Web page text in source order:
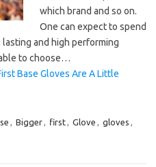
which brand and so on.
One can expect to spend
and high performing
to choose…
Base Gloves Are A Little
, Bigger, first, Glove , gloves ,